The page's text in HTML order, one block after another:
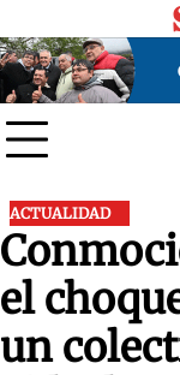
to
content
ACTUALIDAD
el
un